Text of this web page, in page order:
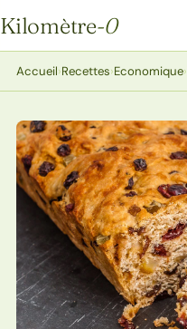
Kilomètre-0
Kilomètre-0
Accueil›Recettes›Economique›